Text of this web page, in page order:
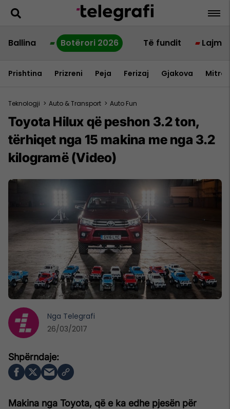
Ballina Botërori 2026 Të fundit Lajme
Prishtina Prizreni Peja Ferizaj Gjakova
Teknologji > Auto & Transport > Auto Fun
Toyota Hilux që peshon 3.2 ton,
tërhiqet nga 15 makina me nga 3.2
kilogramë (Video)
Makina nga Toyota, që e ka edhe pjesën për
Nga Telegrafi
26/03/2017